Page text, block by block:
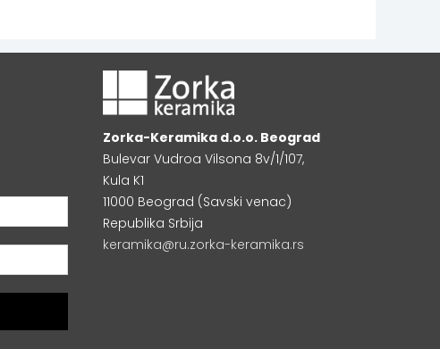
Zorka-Keramika d.o.o. Beograd
Bulevar Vudroa Vilsona 8v/1/107,
Kula K1
11000 Beograd (Savski venac)
Republika Srbija
keramika@ru.zorka-keramika.rs